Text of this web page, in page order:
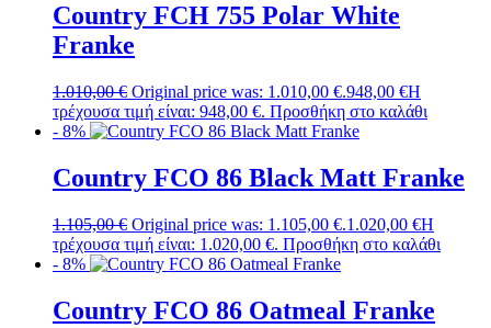
Country FCH 755 Polar White
Franke
1.010,00€ Original price was: 1.010,00 €.948,00 €Η
τρέχουσα τιμή είναι: 948,00 €. Προσθήκη στο καλάθι
- 8%
Country FCO 86 Black Matt Franke
1.105,00€ Original price was: 1.105,00 €.1.020,00 €Η
τρέχουσα τιμή είναι: 1.020,00 €. Προσθήκη στο καλάθι
- 8%
Country FCO 86 Oatmeal Franke